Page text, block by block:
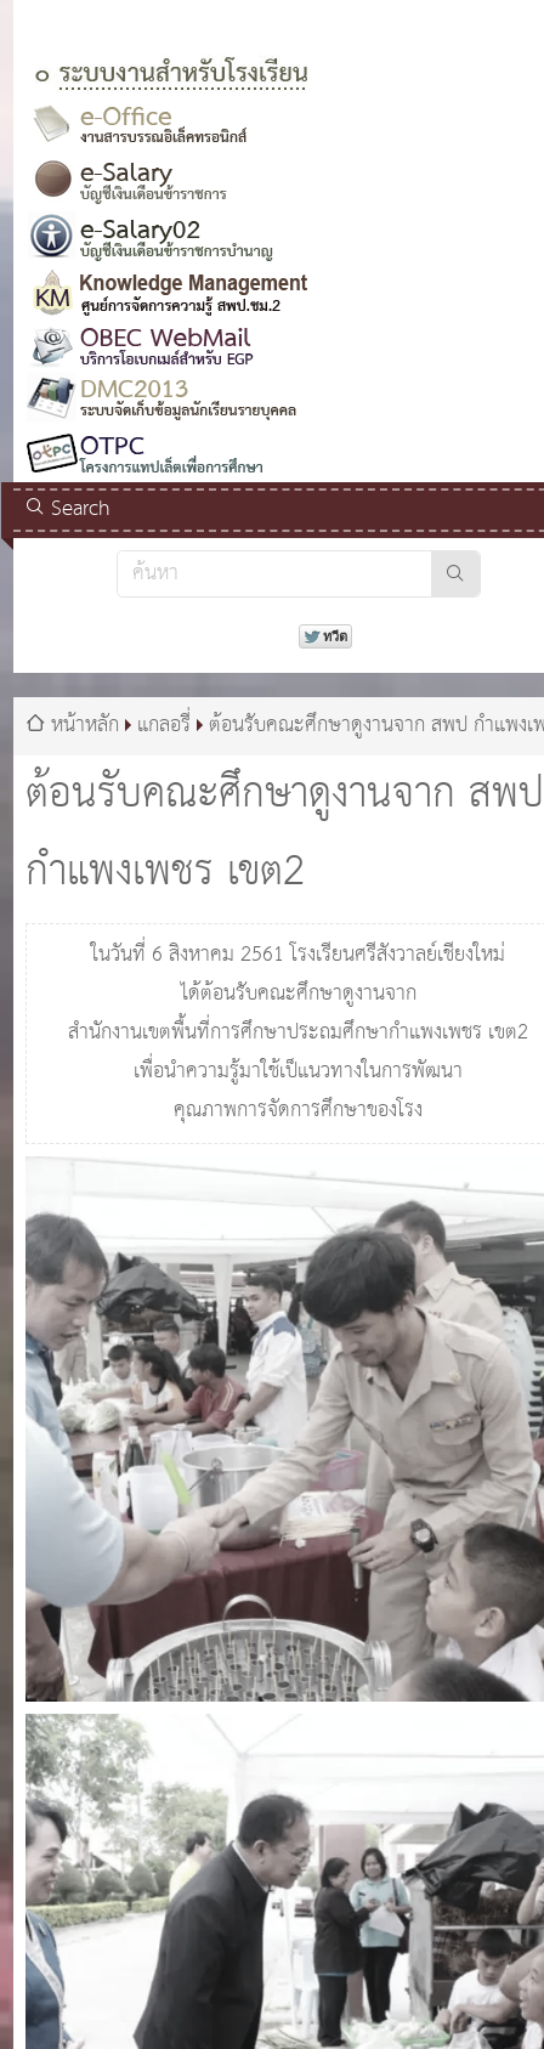
Search
ต้อนรับคณะศึกษาดูงานจาก สพป
กำแพงเพชร เขต2
หน้าหลัก แกลอรี่ ต้อนรับคณะศึกษาดูงานจาก สพป กำแพงเ
เขต2
ในวันที่ 6 สิงหาคม 2561 โรงเรียนศรีสังวาลย์เชียงใหม่
ได้ต้อนรับคณะศึกษาดูงานจาก
สำนักงานเขตพื้นที่การศึกษาประถมศึกษากำแพงเพชร เขต2
เพื่อนำความรู้มาใช้เป็แนวทางในการพัฒนา
คุณภาพการจัดการศึกษาของโรง